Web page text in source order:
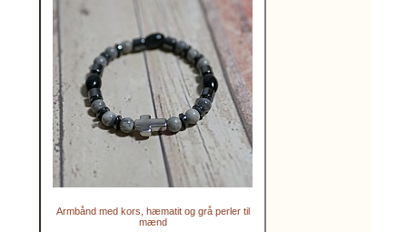
Armbånd med kors, hæmatit og grå perler til
mænd